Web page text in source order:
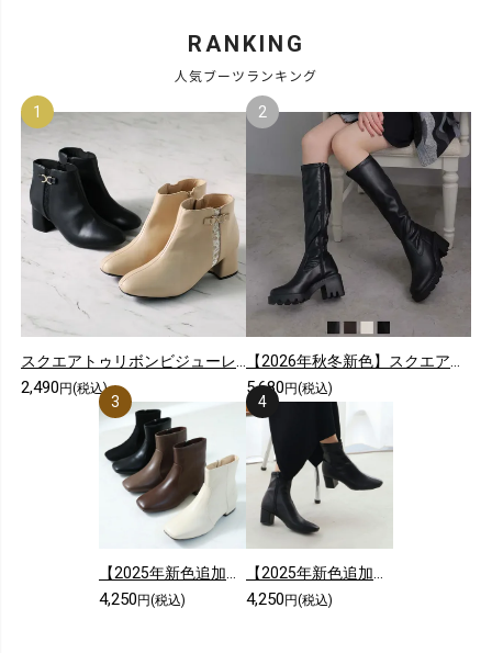
RANKING
人気ブーツランキング
スクエアトゥリボンビジューレースショートブーツ
2,490 円(税込)
【2026年秋冬新色】スクエアトゥ厚底ストレッチロングブーツ
5,680 円(税込)
【2025年新色追加】スクエアトゥシンプルローヒールショートブーツ
4,250 円(税込)
【2025年新色追加】5cmヒール/スクエアトゥストレッチショートブーツ
4,250 円(税込)